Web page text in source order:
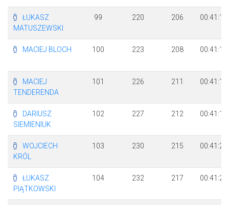
ŁUKASZ
MATUSZEWSKI
99 220 206 00:41:14
MACIEJ BLOCH 100 223 208 00:41:16
MACIEJ
TENDERENDA
101 226 211 00:41:18
DARIUSZ
SIEMIENIUK
102 227 212 00:41:19
WOJCIECH
KRÓL
103 230 215 00:41:20
ŁUKASZ
PIĄTKOWSKI
104 232 217 00:41:21